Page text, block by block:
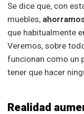
Se dice que, con
muebles,
que habitualmente
Veremos, sobre
funcionan como un
tener que hacer
Realidad